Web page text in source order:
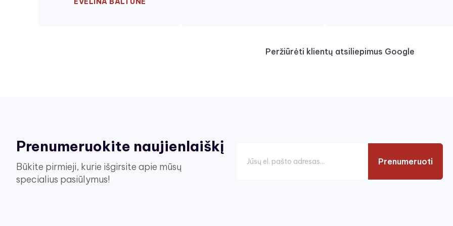
Peržiūrėti klientų atsiliepimus Google
Prenumeruokite naujienlaiškį
Būkite pirmieji, kurie išgirsite apie mūsų
specialius pasiūlymus!
Prenumeruoti